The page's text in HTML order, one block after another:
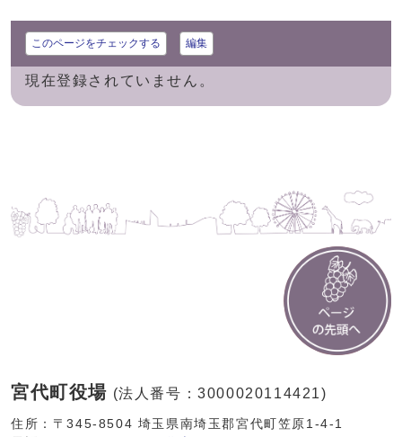
このページをチェックする 編集
現在登録されていません。
宮代町役場 (法人番号：3000020114421)
住所：〒345-8504 埼玉県南埼玉郡宮代町笠原1-4-1